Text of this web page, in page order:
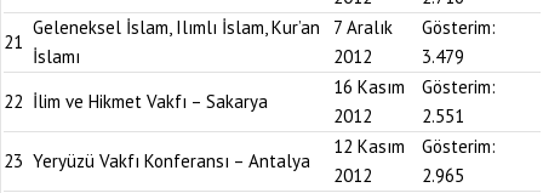
21
Geleneksel İslam, Ilımlı İslam, Kur’an
İslamı
7 Aralık
2012
Gösterim:
3.479
22 İlim ve Hikmet Vakfı – Sakarya
16 Kasım
2012
Gösterim:
2.551
23 Yeryüzü Vakfı Konferansı – Antalya
12 Kasım
2012
Gösterim:
2.965